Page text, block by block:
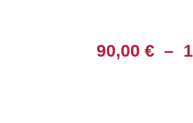
90,00 € –